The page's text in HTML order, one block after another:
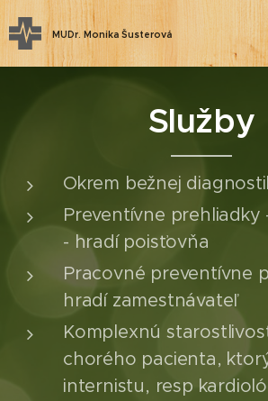
MUDr. Monika Šusterová
Služby
Okrem bežnej
Preventívne prehliadky
- hradí poisťovňa
Pracovné preventívne
hradí zamestnávateľ
Komplexnú
chorého pacienta,
internistu, resp